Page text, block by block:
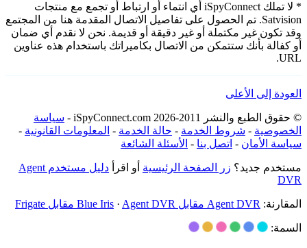
* لا تملك iSpyConnect أي انتماء أو ارتباط أو تجمع مع منتجات
Satvision. تم الحصول على تفاصيل الاتصال المقدمة هنا من المجتمع
وقد تكون غير مكتملة أو غير دقيقة أو قديمة. نحن لا نقدم أي ضمان
أو كفالة بأنك ستتمكن من الاتصال بكاميراتك باستخدام هذه عناوين
URL.
العودة إلى الأعلى
© حقوق الطبع والنشر 2011-2026 iSpyConnect.com -
سياسة
الخصوصية - شروط الخدمة - حالة الخدمة - المعلومات القانونية -
سياسة الأمان - اتصل بنا - الأسئلة الشائعة
مستخدم جديد؟ زر الصفحة الرئيسية أو اقرأ
دليل مستخدم Agent
DVR
المقارنة: Agent DVR مقابل Blue Iris · Agent DVR مقابل Frigate
السمة: